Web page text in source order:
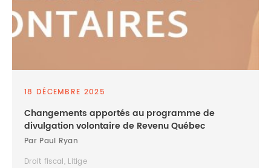
18 DÉCEMBRE 2025
Changements apportés au programme de
divulgation volontaire de Revenu Québec
Par Paul Ryan
Droit fiscal, Litige